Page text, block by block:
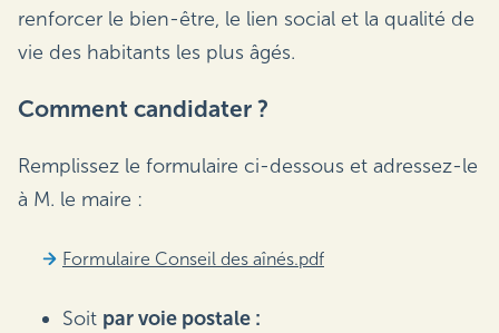
renforcer le bien-être, le lien social et la qualité de
vie des habitants les plus âgés.
Comment candidater ?
Remplissez le formulaire ci-dessous et adressez-le
à M. le maire :
Formulaire Conseil des aînés.pdf
Soit par voie postale :